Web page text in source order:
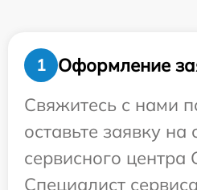
1
Оформление
Свяжитесь с нами
оставьте заявку на
сервисного центра
Специалист